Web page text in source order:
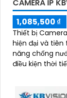
CAMERA IP
1,085,500 ₫
Thiết bị
hiện đại và tiên
năng chống
điều kiện thời